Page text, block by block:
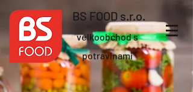
BS FOOD s.r.o.
velkoobchod s
potravinami